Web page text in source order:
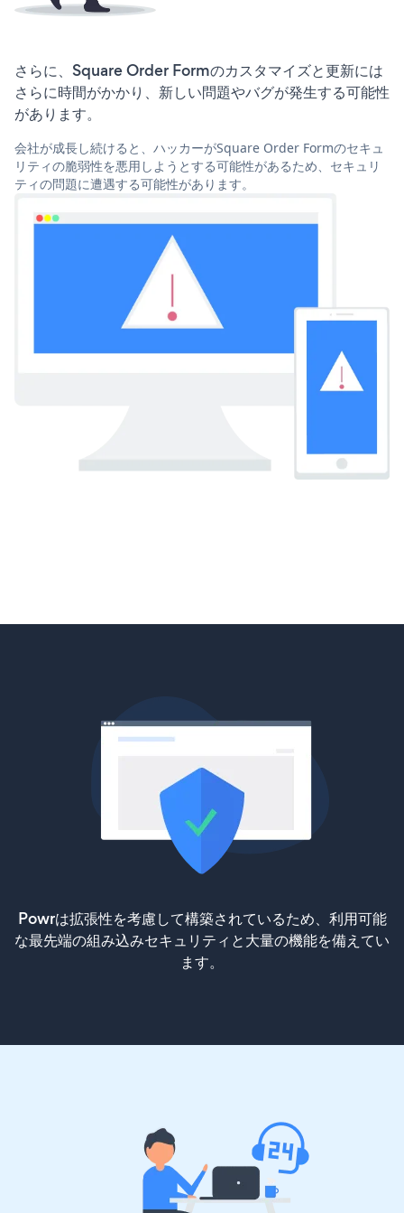
さらに、Square Order Formのカスタマイズと更新には
さらに時間がかかり、新しい問題やバグが発生する可能性
があります。
会社が成長し続けると、ハッカーがSquare Order Formのセキュ
リティの脆弱性を悪用しようとする可能性があるため、セキュリ
ティの問題に遭遇する可能性があります。
Powrは拡張性を考慮して構築されているため、利用可能
な最先端の組み込みセキュリティと大量の機能を備えてい
ます。